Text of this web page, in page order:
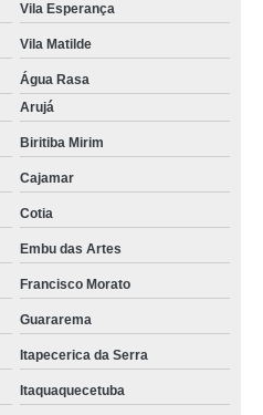
Vila Esperança
Vila Matilde
Água Rasa
Arujá
Biritiba Mirim
Cajamar
Cotia
Embu das Artes
Francisco Morato
Guararema
Itapecerica da Serra
Itaquaquecetuba